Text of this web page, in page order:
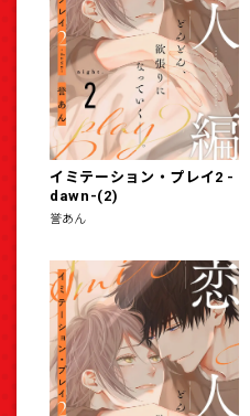
イミテーション・プレイ2 -
dawn-(2)
誉あん